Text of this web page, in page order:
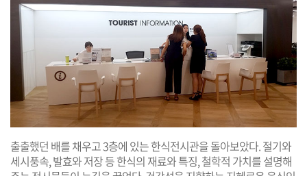
출출했던 배를 채우고 3층에 있는 한식전시관을 돌아보았다. 절기와
세시풍속, 발효와 저장 등 한식의 재료와 특징, 철학적 가치를 설명해